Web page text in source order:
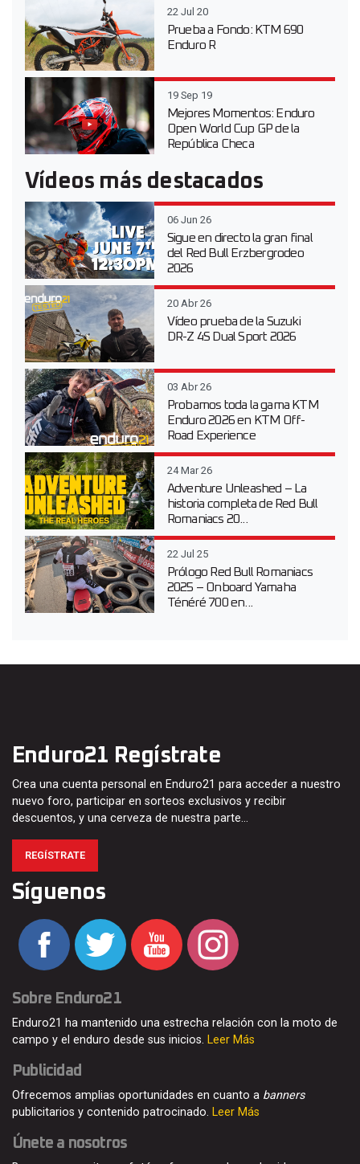
22 Jul 20
Prueba a Fondo: KTM 690
Enduro R
19 Sep 19
Mejores Momentos: Enduro
Open World Cup GP de la
República Checa
Vídeos más destacados
06 Jun 26
Sigue en directo la gran final
del Red Bull Erzbergrodeo
2026
20 Abr 26
Vídeo prueba de la Suzuki
DR-Z 4S Dual Sport 2026
03 Abr 26
Probamos toda la gama KTM
Enduro 2026 en KTM Off-
Road Experience
24 Mar 26
Adventure Unleashed – La
historia completa de Red Bull
Romaniacs 20...
22 Jul 25
Prólogo Red Bull Romaniacs
2025 – Onboard Yamaha
Ténéré 700 en...
Enduro21 Regístrate
Crea una cuenta personal en Enduro21 para acceder a nuestro
nuevo foro, participar en sorteos exclusivos y recibir
descuentos, y una cerveza de nuestra parte…
REGÍSTRATE
Síguenos
Sobre Enduro21
Enduro21 ha mantenido una estrecha relación con la moto de
campo y el enduro desde sus inicios. Leer Más
Publicidad
Ofrecemos amplias oportunidades en cuanto a banners
publicitarios y contenido patrocinado. Leer Más
Únete a nosotros